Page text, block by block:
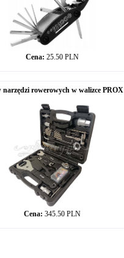
Cena: 25.50 PLN
narzędzi rowerowych w walizce PROX
Cena: 345.50 PLN